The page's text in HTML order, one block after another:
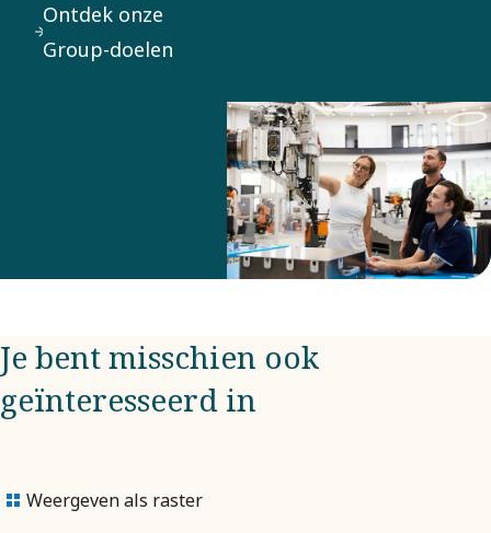
Ontdek onze
Group-doelen
Je bent misschien ook
geïnteresseerd in
Weergeven als raster